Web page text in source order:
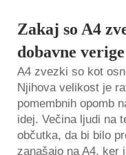
Zakaj so A4
dobavne
A4 zvezki so kot
Njihova velikost je
pomembnih opomb
idej. Večina ljudi na
občutka, da bi bilo
zanašajo na A4, ker